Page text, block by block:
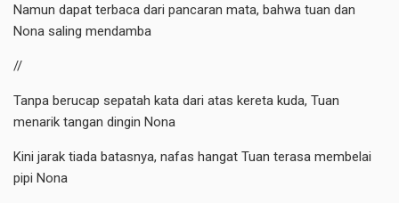
Namun dapat terbaca dari pancaran mata, bahwa tuan dan
Nona saling mendamba
//
Tanpa berucap sepatah kata dari atas kereta kuda, Tuan
menarik tangan dingin Nona
Kini jarak tiada batasnya, nafas hangat Tuan terasa membelai
pipi Nona